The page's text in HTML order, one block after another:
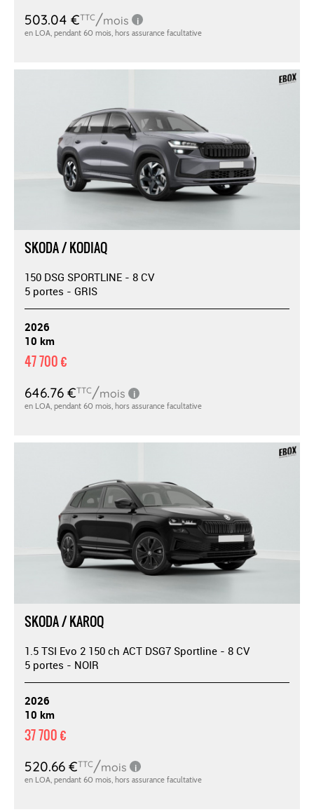
SKODA / KODIAQ
150 DSG SPORTLINE - 8 CV
5 portes - GRIS
2026
10 km
47 700 €
SKODA / KAROQ
1.5 TSI Evo 2 150 ch ACT DSG7 Sportline - 8 CV
5 portes - NOIR
2026
10 km
37 700 €